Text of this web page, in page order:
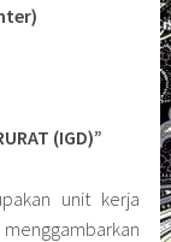
(IGD)”
unit kerja